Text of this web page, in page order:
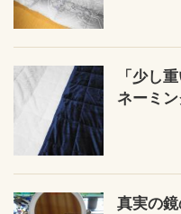
「少し
ネーミ
真実の